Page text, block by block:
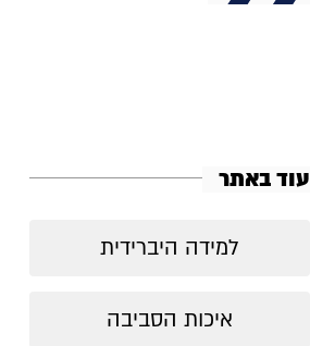
עוד באתר
למידה היברידית
איכות הסביבה